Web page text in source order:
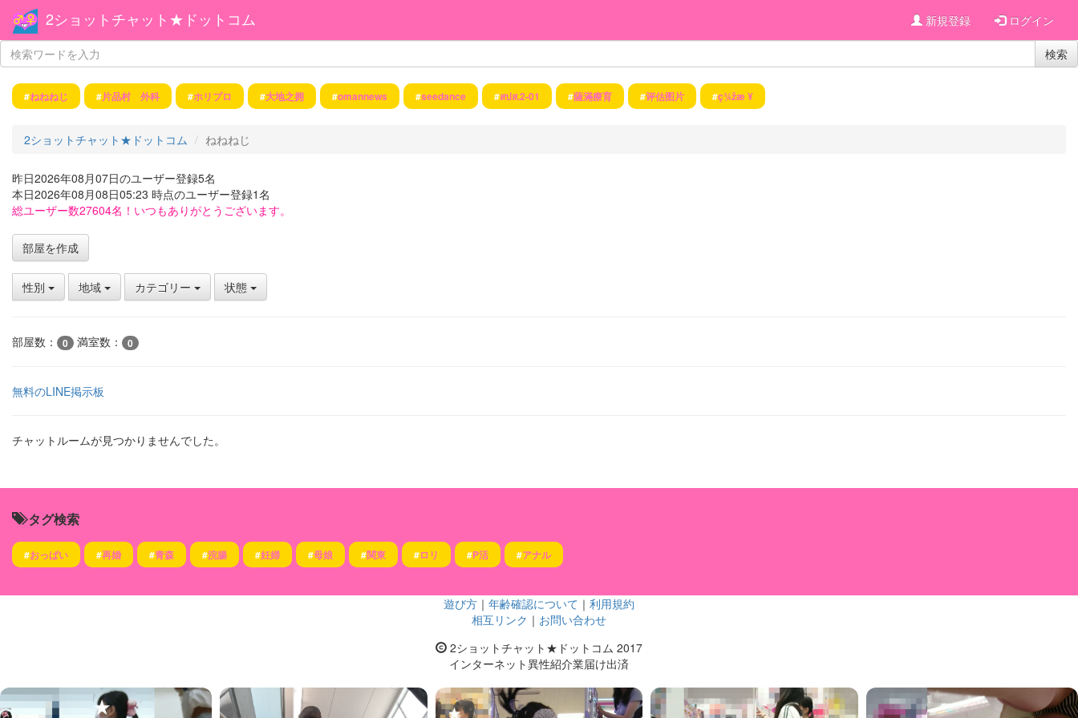
2ショットチャット★ドットコム 新規登録 ログイン
検索
#ねねねじ #片品村 外科 #ホリプロ #大地之拥 #omannews #seedance #สปส.2-01 #薩滿療育 #评估图片 #ç¾žæ ¥
2ショットチャット★ドットコム ねねねじ
昨日2026年08月07日のユーザー登録5名
本日2026年08月08日05:23 時点のユーザー登録1名
総ユーザー数27604名！いつもありがとうございます。
部屋を作成
性別 地域 カテゴリー 状態
部屋数： 0 満室数： 0
無料のLINE掲示板
チャットルームが見つかりませんでした。
タグ検索
#おっぱい #再婚 #青森 #浣腸 #妊婦 #母娘 #関東 #ロリ #P活 #アナル
遊び方 ｜ 年齢確認について ｜ 利用規約
相互リンク ｜ お問い合わせ
2ショットチャット★ドットコム 2017
インターネット異性紹介業届け出済